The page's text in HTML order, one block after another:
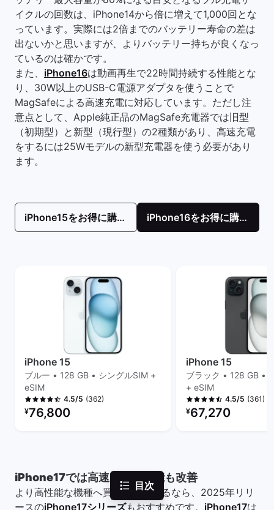
目次
イクルの回数は、iPhone14から倍に増えて1,000回とな
っています。実際には2倍までのバッテリー寿命の差は
出ないかと思いますが、よりバッテリー持ちが良くなっ
ているのは確かです。
また、 iPhone16は動画再生で22時間持続する性能とな
り、30W以上のUSB-C電源アダプタを使うことで
MagSafeによる高速充電に対応しています。ただし注
意点として、Apple純正品のMagSafe充電器では旧型
（初期型）と新型（現行型）の2種類があり、高速充電
をするには25Wモデルの新型充電器を使う必要があり
ます。
iPhone15をお得に購入！ iPhone16をお得に購入！
iPhone 15
ブルー • 128 GB • シングルSIM +
eSIM
4.5/5 (362)
リファービッシュ品の価格：
¥76,800
iPhone 15
ブラック • 128 GB •
+ eSIM
4.5/5 (361)
リファービッシュ品の
¥67,270
iPhone17では高速充電の性能も改善
より高性能な機種へ買い替えをするなら、2025年リリ
ースのiPhone17シリーズもおすすめです。 iPhone17は